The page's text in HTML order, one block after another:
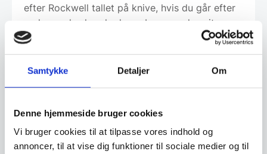
Samtykke Detaljer Om
Denne hjemmeside bruger cookies
Vi bruger cookies til at tilpasse vores indhold og
annoncer, til at vise dig funktioner til sociale medier og til
efter Rockwell tallet på knive, hvis du går efter
vedvarende skarphed og ubesværede snit.
Vedligehold af knivene
Rengøring
under rindende vand med brug af en smule
opbevar dem et tørt sted.